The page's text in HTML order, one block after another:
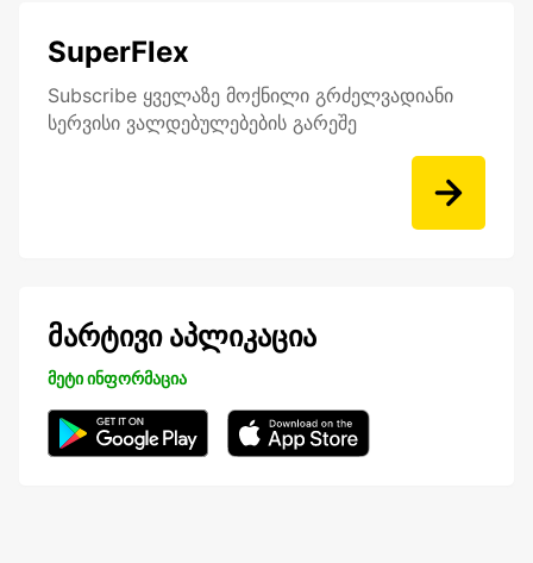
SuperFlex
Subscribe ყველაზე მოქნილი გრძელვადიანი
სერვისი ვალდებულებების გარეშე
მარტივი აპლიკაცია
მეტი ინფორმაცია